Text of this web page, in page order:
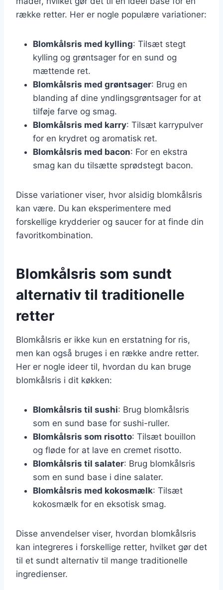
række retter. Her er nogle populære variationer:
Blomkålsris med kylling: Tilsæt stegt
kylling og grøntsager for en sund og
mættende ret.
Blomkålsris med grøntsager: Brug en
blanding af dine yndlingsgrøntsager for at
tilføje farve og smag.
Blomkålsris med karry: Tilsæt karrypulver
for en krydret og aromatisk ret.
Blomkålsris med bacon: For en ekstra
smag kan du tilsætte sprødstegt bacon.
Disse variationer viser, hvor alsidig blomkålsris
kan være. Du kan eksperimentere med
forskellige krydderier og saucer for at finde din
favoritkombination.
Blomkålsris som sundt
alternativ til traditionelle
retter
Blomkålsris er ikke kun en erstatning for ris,
men kan også bruges i en række andre retter.
Her er nogle ideer til, hvordan du kan bruge
blomkålsris i dit køkken:
Blomkålsris til sushi: Brug blomkålsris
som en sund base for sushi-ruller.
Blomkålsris som risotto: Tilsæt bouillon
og fløde for at lave en cremet risotto.
Blomkålsris til salater: Brug blomkålsris
som en sund base i dine salater.
Blomkålsris med kokosmælk: Tilsæt
kokosmælk for en eksotisk smag.
Disse anvendelser viser, hvordan blomkålsris
kan integreres i forskellige retter, hvilket gør det
til et sundt alternativ til mange traditionelle
ingredienser.